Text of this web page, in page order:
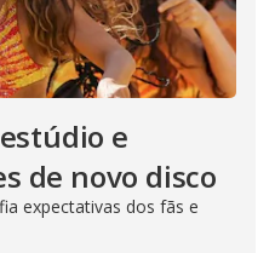
e
de novo disco
expectativas dos fãs e